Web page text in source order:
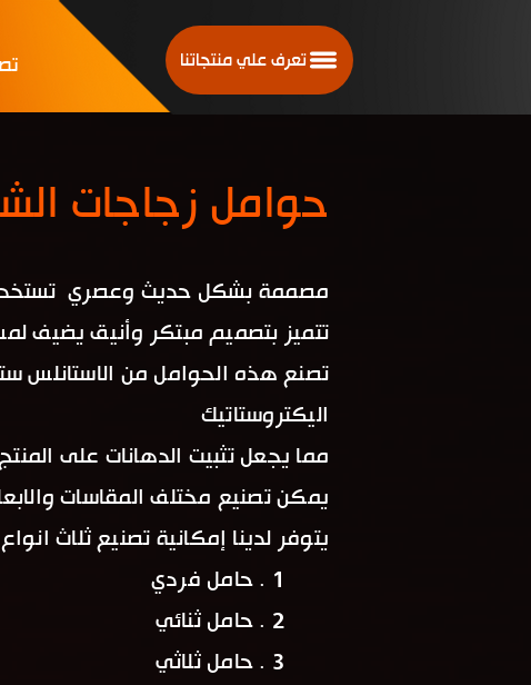
تعرف علي منتجاتنا
حوامل زجاجات
مصممة بشكل حديث وعصري تستخدم
تتميز بتصميم مبتكر وأنيق يضيف
اليكتروستاتيك
مما يجعل تثبيت الدهانات على
يمكن تصنيع مختلف المقاسات
يتوفر لدينا إمكانية تصنيع ثلاث انواع
1 . حامل فردي
2 . حامل ثنائي
3 . حامل ثلاثي